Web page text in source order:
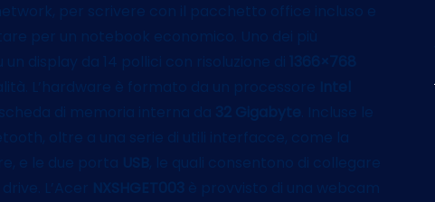
per scrivere con il pacchetto office incluso e
per un notebook economico. Uno dei più
un display da 14 pollici con risoluzione di
1366×768
L’hardware è formato da un processore
Intel
di memoria interna da 32 Gigabyte
. Incluse le
oltre a una serie di utili interfacce, come la
e le due porta
USB
, le quali consentono di collegare
L’Acer
NXSHGET003 è provvisto di una webcam